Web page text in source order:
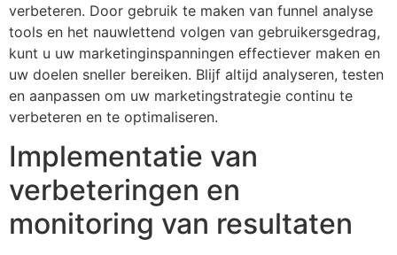
verbeteren. Door gebruik te maken van funnel analyse
tools en het nauwlettend volgen van gebruikersgedrag,
kunt u uw marketinginspanningen effectiever maken en
uw doelen sneller bereiken. Blijf altijd analyseren, testen
en aanpassen om uw marketingstrategie continu te
verbeteren en te optimaliseren.
Implementatie van
verbeteringen en
monitoring van resultaten